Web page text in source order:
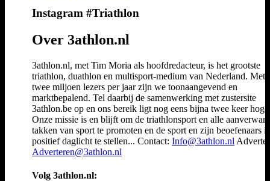
Instagram #Triathlon
Over 3athlon.nl
3athlon.nl, met Tim Moria als hoofdredacteur, is het grootste
triathlon, duathlon en multisport-medium van Nederland. Met
twee miljoen lezers per jaar zijn we toonaangevend en
marktbepalend. Tel daarbij de samenwerking met zustersite
3athlon.be op en ons bereik ligt nog eens bijna twee keer
Onze missie is en blijft om de triathlonsport en alle
takken van sport te promoten en de sport en zijn beoefenaars
positief daglicht te stellen... Contact: Info@3athlon.nl
Adverteren@3athlon.nl
Volg 3athlon.nl: